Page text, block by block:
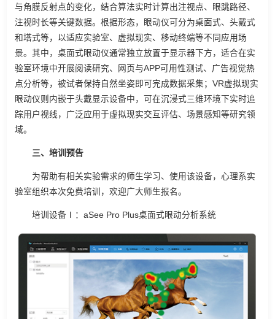
与角膜反射点的变化，结合算法实时计算出注视点、眼跳路径、
注视时长等关键数据。根据形态，眼动仪可分为桌面式、头戴式
和塔式等，以适应实验室、虚拟现实、移动终端等不同应用场
景。其中，桌面式眼动仪通常独立放置于显示器下方，适合在实
验室环境中开展阅读研究、网页与APP可用性测试、广告视觉热
点分析等，被试者保持自然坐姿即可完成数据采集；VR虚拟现实
眼动仪则内嵌于头戴显示设备中，可在沉浸式三维环境下实时追
踪用户视线，广泛应用于虚拟现实交互评估、场景感知等研究领
域。
三、培训预告
为帮助有相关实验需求的师生学习、使用该设备，心理系实
验室组织本次免费培训，欢迎广大师生报名。
培训设备Ⅰ：aSee Pro Plus桌面式眼动分析系统